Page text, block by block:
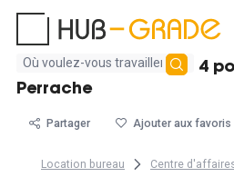
Aucun
résultat
Location d'un bureau 4
Perrache
Partager Ajouter aux favoris
Location bureau Centre